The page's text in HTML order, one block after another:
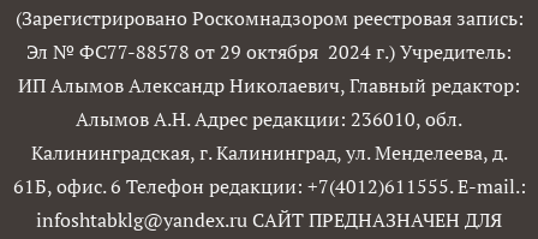
(Зарегистрировано Роскомнадзором реестровая запись:
Эл № ФС77-88578 от 29 октября 2024 г.) Учредитель:
ИП Алымов Александр Николаевич, Главный редактор:
Алымов А.Н. Адрес редакции: 236010, обл.
Калининградская, г. Калининград, ул. Менделеева, д.
61Б, офис. 6 Телефон редакции: +7(4012)611555. E-mail.:
infoshtabklg@yandex.ru САЙТ ПРЕДНАЗНАЧЕН ДЛЯ